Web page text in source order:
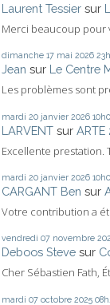
Laurent Tessier sur
Merci beaucoup pour
dimanche 17 mai 2026
Jean sur Le Centre
Les problèmes sont
mardi 20 janvier 2026
LARVENT sur ARTE
Excellente prestation.
mardi 20 janvier 2026
CARGANT Ben sur
Votre contribution a
vendredi 07 novembre
Deboos Steve sur
Cher Sébastien Fath,
mardi 07 octobre 2025